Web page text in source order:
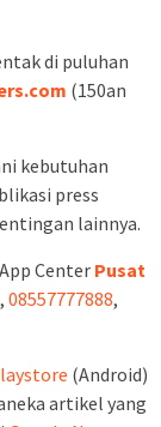
di puluhan
(150an
kebutuhan
press
lainnya.
Center Pusat
, 08557777888,
(Android)
artikel yang